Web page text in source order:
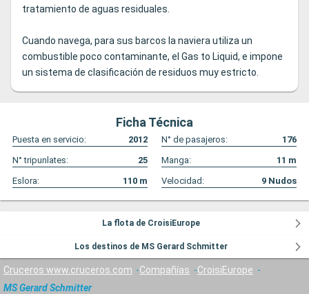
tratamiento de aguas residuales.
Cuando navega, para sus barcos la naviera utiliza un
combustible poco contaminante, el Gas to Liquid, e impone
un sistema de clasificación de residuos muy estricto.
Ficha Técnica
Puesta en servicio: 2012 N° de pasajeros:
176
N° tripunlates:
25 Manga: 11 m
Eslora:
110 m Velocidad: 9 Nudos
La flota de CroisiEurope
Los destinos de MS Gerard Schmitter
Cruceros www.cruceros.com Compañías
CroisiEurope
MS Gerard Schmitter